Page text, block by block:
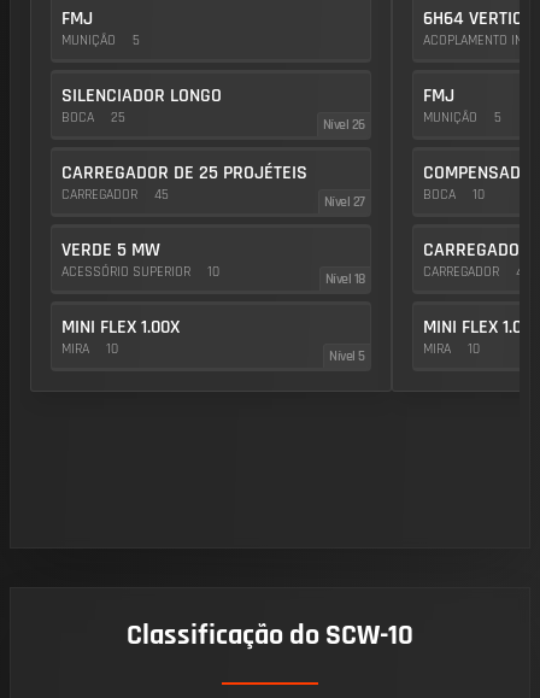
FMJ
MUNIÇÃO 5
SILENCIADOR LONGO
BOCA 25 Nível 26
CARREGADOR DE 25 PROJÉTEIS
CARREGADOR 45 Nível 27
VERDE 5 MW
ACESSÓRIO SUPERIOR 10 Nível 18
MINI FLEX 1.00X
MIRA 10 Nível 5
6H64
ACOPLAMENTO
FMJ
MUNIÇÃO 5
BOCA 10
CARREGADOR 45
MINI FLEX 1.00X
MIRA 10
Classificação do SCW-10